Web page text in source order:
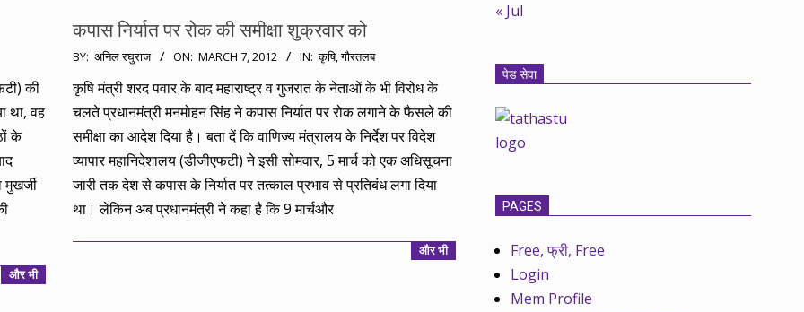
की
था, वह
के
और भी
कपास निर्यात पर रोक की समीक्षा शुक्रवार को
2012-
03-
07
BY: अनिल रघुराज ON: MARCH 7, 2012 IN: कृषि,गौरतलब
कृषि मंत्री शरद पवार के बाद महाराष्ट्र व गुजरात के नेताओं के भी विरोध के
चलते प्रधानमंत्री मनमोहन सिंह ने कपास निर्यात पर रोक लगाने के फैसले की
समीक्षा का आदेश दिया है। बता दें कि वाणिज्य मंत्रालय के निर्देश पर विदेश
व्यापार महानिदेशालय (डीजीएफटी) ने इसी सोमवार, 5 मार्च को एक अधिसूचना
जारी तक देश से कपास के निर्यात पर तत्काल प्रभाव से प्रतिबंध लगा दिया
था। लेकिन अब प्रधानमंत्री ने कहा है कि 9 मार्चऔर
और भी
« Jul
पेड सेवा
PAGES
Free, फ्री, Free
Login
Mem Profile